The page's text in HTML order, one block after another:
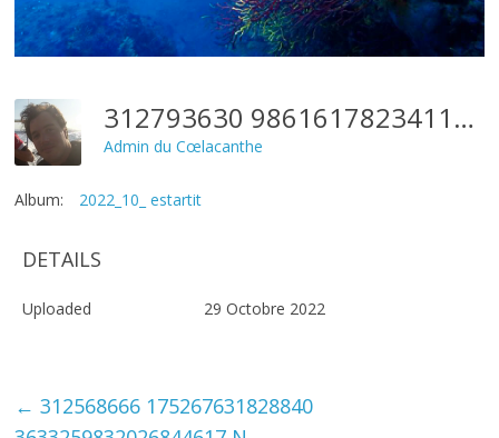
312793630 986161782341133 5308523742576684646 N
Admin du Cœlacanthe
Album: 2022_10_ estartit
DETAILS
Uploaded 29 Octobre 2022
← 312568666 175267631828840